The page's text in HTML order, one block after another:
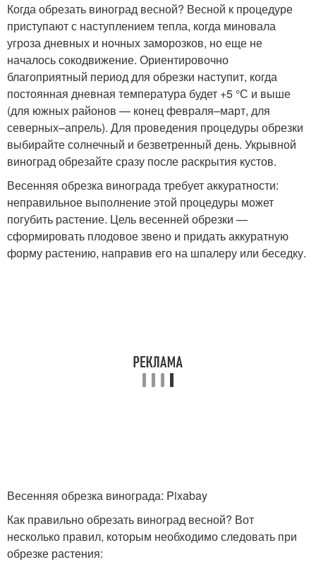
Когда обрезать виноград весной? Весной к процедуре
приступают с наступлением тепла, когда миновала
угроза дневных и ночных заморозков, но еще не
началось сокодвижение. Ориентировочно
благоприятный период для обрезки наступит, когда
постоянная дневная температура будет +5 °С и выше
(для южных районов — конец февраля–март, для
северных–апрель). Для проведения процедуры обрезки
выбирайте солнечный и безветренный день. Укрывной
виноград обрезайте сразу после раскрытия кустов.
Весенняя обрезка винограда требует аккуратности:
неправильное выполнение этой процедуры может
погубить растение. Цель весенней обрезки —
сформировать плодовое звено и придать аккуратную
форму растению, направив его на шпалеру или беседку.
Весенняя обрезка винограда: Pixabay
Как правильно обрезать виноград весной? Вот
несколько правил, которым необходимо следовать при
обрезке растения: